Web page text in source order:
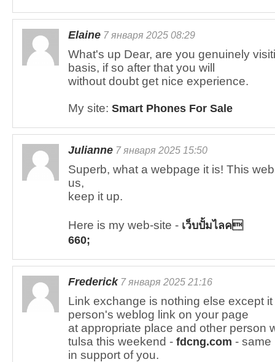
Elaine 7 января 2025 08:29
What's up Dear, are you genuinely
basis, if so after that you will
without doubt get nice experience.
My site: Smart Phones For Sale
Julianne 7 января 2025 15:50
Superb, what a webpage it is! This
us,
keep it up.
Here is my web-site - เว็บปั้มไลค
660;
Frederick7 января 2025 21:16
Link exchange is nothing else except
person's weblog link on your page
at appropriate place and other person
tulsa this weekend - fdcng.com - same
in support of you.